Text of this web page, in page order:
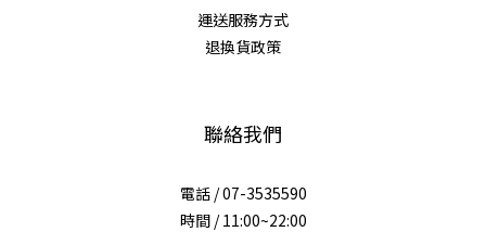
運送服務方式
退換貨政策
聯絡我們
電話 / 07-3535590
時間 / 11:00~22:00